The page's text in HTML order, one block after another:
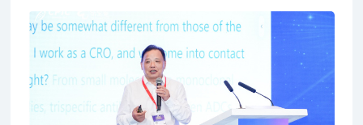
化慢，以及前沿药物评价标准不一、申报经验不足、管线交
易落地慢等痛点，美迪西以一站式临床前CRO服务给出系统
解法！